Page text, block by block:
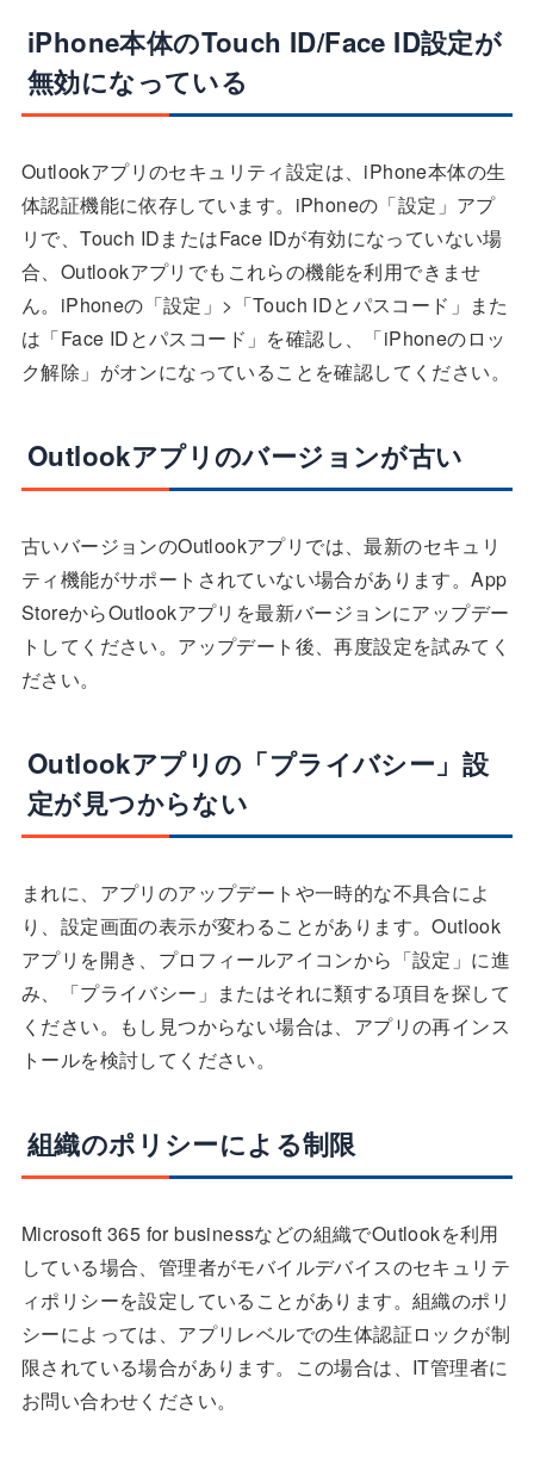
iPhone本体のTouch ID/Face ID設定が
無効になっている
Outlookアプリのセキュリティ設定は、iPhone本体の生
体認証機能に依存しています。iPhoneの「設定」アプ
リで、Touch IDまたはFace IDが有効になっていない場
合、Outlookアプリでもこれらの機能を利用できませ
ん。iPhoneの「設定」>「Touch IDとパスコード」また
は「Face IDとパスコード」を確認し、「iPhoneのロッ
ク解除」がオンになっていることを確認してください。
Outlookアプリのバージョンが古い
古いバージョンのOutlookアプリでは、最新のセキュリ
ティ機能がサポートされていない場合があります。App
StoreからOutlookアプリを最新バージョンにアップデー
トしてください。アップデート後、再度設定を試みてく
ださい。
Outlookアプリの「プライバシー」設
定が見つからない
まれに、アプリのアップデートや一時的な不具合によ
り、設定画面の表示が変わることがあります。Outlook
アプリを開き、プロフィールアイコンから「設定」に進
み、「プライバシー」またはそれに類する項目を探して
ください。もし見つからない場合は、アプリの再インス
トールを検討してください。
組織のポリシーによる制限
Microsoft 365 for businessなどの組織でOutlookを利用
している場合、管理者がモバイルデバイスのセキュリテ
ィポリシーを設定していることがあります。組織のポリ
シーによっては、アプリレベルでの生体認証ロックが制
限されている場合があります。この場合は、IT管理者に
お問い合わせください。